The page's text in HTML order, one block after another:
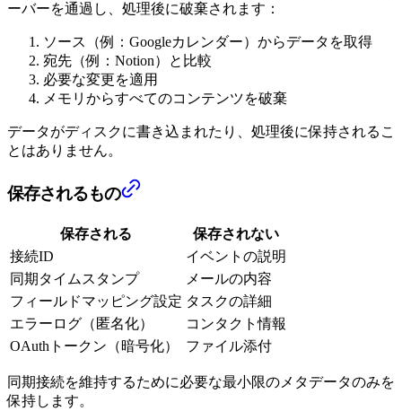
ーバーを通過し、処理後に破棄されます：
ソース（例：Googleカレンダー）からデータを取得
宛先（例：Notion）と比較
必要な変更を適用
メモリからすべてのコンテンツを破棄
データがディスクに書き込まれたり、処理後に保持されるこ
とはありません。
保存されるもの
保存される
保存されない
接続ID
イベントの説明
同期タイムスタンプ
メールの内容
フィールドマッピング設定 タスクの詳細
エラーログ（匿名化）
コンタクト情報
OAuthトークン（暗号化）
ファイル添付
同期接続を維持するために必要な最小限のメタデータのみを
保持します。